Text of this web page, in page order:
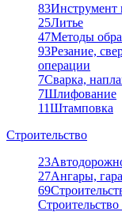
83Инструмент
25Литье
47Методы
93Резание,
операции
7Сварка,
7Шлифование
11Штамповка
Строительство
23
27Ангары,
69